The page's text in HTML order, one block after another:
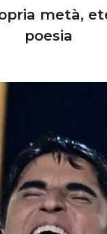
metà,
poesia